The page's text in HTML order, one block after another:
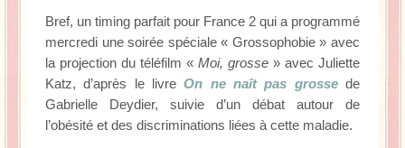
Bref, un timing parfait pour France 2 qui a programmé
mercredi une soirée spéciale « Grossophobie » avec
la projection du téléfilm « Moi, grosse » avec Juliette
Katz, d’après le livreOn ne naît pas grossede
Gabrielle Deydier, suivie d’un débat autour de
l’obésité et des discriminations liées à cette maladie.